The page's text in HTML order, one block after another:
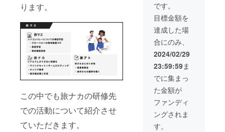
ります。
この中でも旅ナカの研修先
での活動について紹介させ
ていただきます。
細）は
メール
にて伝
えて頂
けます
と幸い
です。
イラス
トにし
たい写
真（愛
犬な
ど！）
せて頂
きま
す！ 絵
柄はス
ライド
に添付
した画
像をご
参考に
してく
ださ
い。 イ
ラスト
です。
目標金額を
達成した場
合にのみ、
2024/02/29
23:59:59ま
でに集まっ
た金額が
ファンディ
ングされま
す。